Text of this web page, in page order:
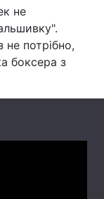
не
потрібно,
боксера з